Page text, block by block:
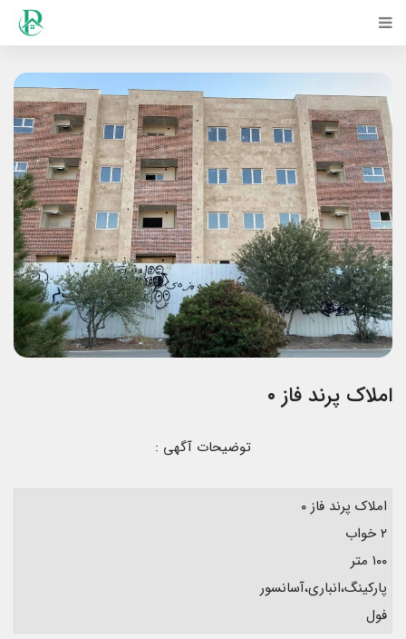
املاک پرند فاز ۰
توضیحات آگهی :
املاک پرند فاز ۰
۲ خواب
۱۰۰ متر
پارکینگ،انباری،آسانسور
فول